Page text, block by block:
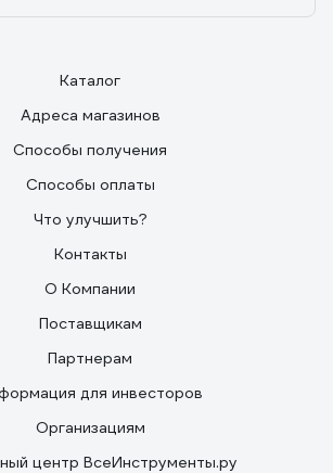
Каталог
Адреса магазинов
Способы получения
Способы оплаты
Что улучшить?
Контакты
О Компании
Поставщикам
Партнерам
для инвесторов
Организациям
центр ВсеИнструменты.ру